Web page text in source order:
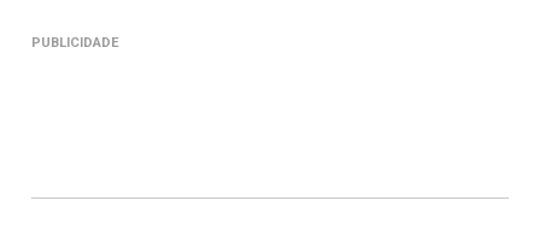
PUBLICIDADE